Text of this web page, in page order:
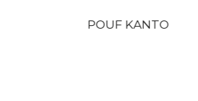
POUF KANTO